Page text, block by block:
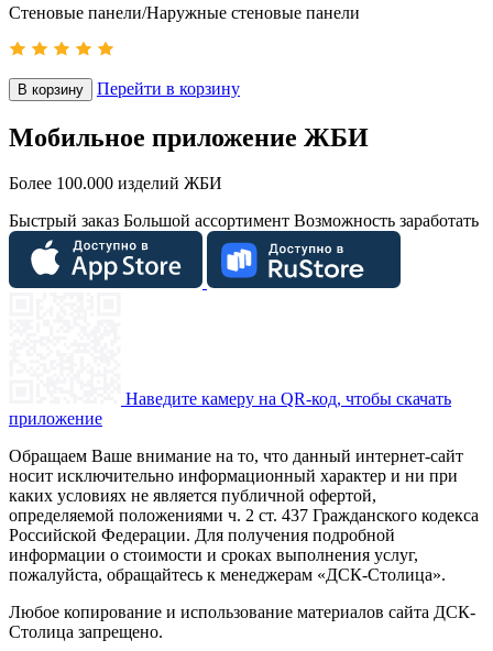
Стеновые панели/Наружные стеновые панели
В корзину Перейти в корзину
Мобильное приложение ЖБИ
Более 100.000 изделий ЖБИ
Быстрый заказ Большой ассортимент Возможность заработать
Наведите камеру на QR-код, чтобы скачать
приложение
Обращаем Ваше внимание на то, что данный интернет-сайт
носит исключительно информационный характер и ни при
каких условиях не является публичной офертой,
определяемой положениями ч. 2 ст. 437 Гражданского кодекса
Российской Федерации. Для получения подробной
информации о стоимости и сроках выполнения услуг,
пожалуйста, обращайтесь к менеджерам «ДСК-Столица».
Любое копирование и использование материалов сайта ДСК-
Столица запрещено.